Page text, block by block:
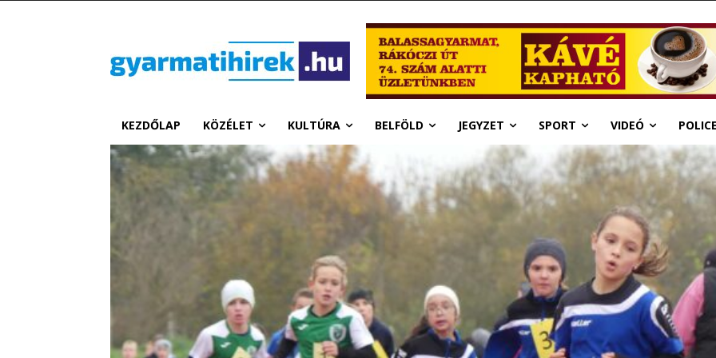
KEZDŐLAP KÖZÉLET KULTÚRA BELFÖLD JEGYZET SPORT VIDEÓ